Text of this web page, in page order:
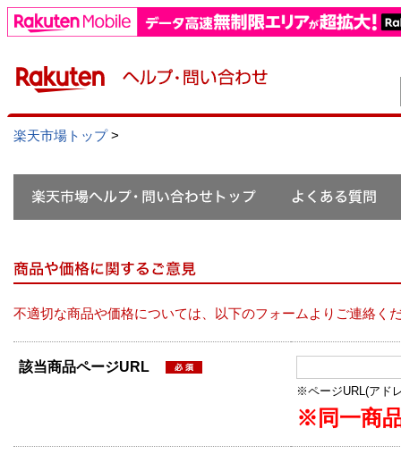
楽天市場トップ>
不適切な商品や価格については、以下のフォームよりご連絡く
該当商品ページURL
※ページURL(アド
※同一商